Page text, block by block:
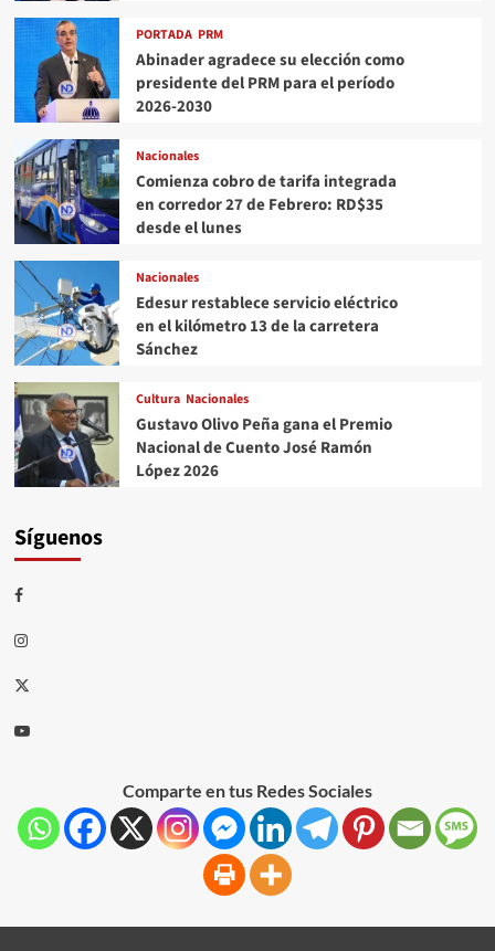
PORTADA PRM
Abinader agradece su elección como
presidente del PRM para el período
2026-2030
Nacionales
Comienza cobro de tarifa integrada
en corredor 27 de Febrero: RD$35
desde el lunes
Nacionales
Edesur restablece servicio eléctrico
en el kilómetro 13 de la carretera
Sánchez
Cultura Nacionales
Gustavo Olivo Peña gana el Premio
Nacional de Cuento José Ramón
López 2026
Síguenos
Comparte en tus Redes Sociales